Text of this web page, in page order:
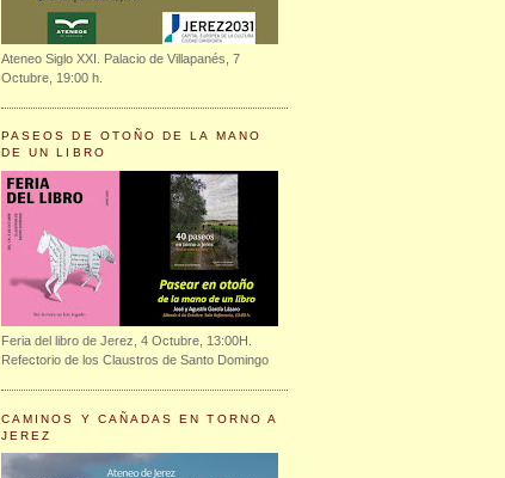
Ateneo Siglo XXI. Palacio de Villapanés, 7
Octubre, 19:00 h.
PASEOS DE OTOÑO DE LA MANO
DE UN LIBRO
Feria del libro de Jerez, 4 Octubre, 13:00H.
Refectorio de los Claustros de Santo Domingo
CAMINOS Y CAÑADAS EN TORNO A
JEREZ